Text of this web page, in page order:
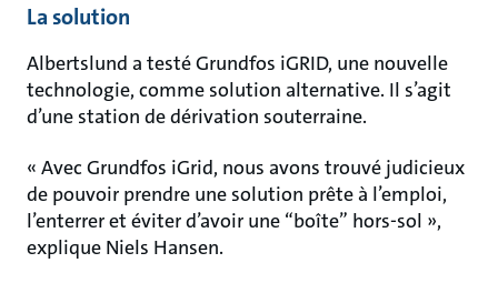
La solution
Albertslund a testé Grundfos iGRID, une nouvelle
technologie, comme solution alternative. Il s’agit
d’une station de dérivation souterraine.
« Avec Grundfos iGrid, nous avons trouvé judicieux
de pouvoir prendre une solution prête à l’emploi,
l’enterrer et éviter d’avoir une “boîte” hors-sol »,
explique Niels Hansen.